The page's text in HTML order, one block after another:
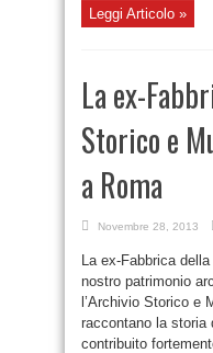
Leggi Articolo »
La ex-
Storico e
a Roma
Novembre 28, 2013
La ex-Fabbrica
nostro patrimonio
l’Archivio Storico e
raccontano la storia
contribuito